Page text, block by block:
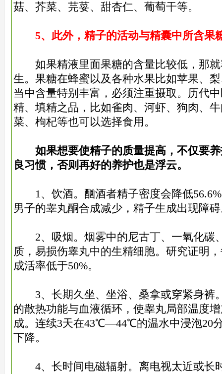
菇、芥菜、芫荽、甜杏仁、葡萄干等。
5、此外，精子的活动与精囊中所含果
如果精液里面果糖的含量比较低，那就
生。果糖在蜂蜜以及各种水果比如苹果、
当中含量特别丰富，必须注重摄取。历代
精、填精之品，比如雀肉、河虾、狗肉、
菜、枸杞等也可以选择食用。
如果想要使精子的质量提高，不仅要
良习惯，否则再好的养护也是浮云。
1、饮酒。酗酒者精子密度会降低56.6%
男子的睾丸酮合成减少，精子生成出现障
2、吸烟。烟雾中的尼古丁、一氧化碳
质，易损伤睾丸中的生精细胞。研究证明
成活率低于50%。
3、长期久坐、坐浴、桑拿或穿紧身裤
的散热功能与血液循环，使睾丸局部温度
成。连续3天在43℃—44℃的温水中浸泡20
下降。
4、长时间电磁辐射。离电视太近或长